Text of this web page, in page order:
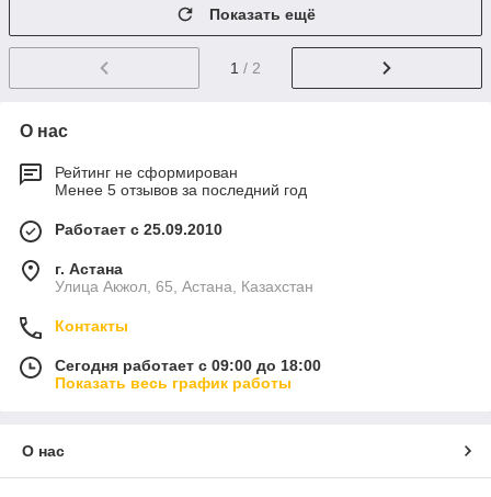
Показать ещё
1 / 2
О нас
Рейтинг не сформирован
Менее 5 отзывов за последний год
Работает с 25.09.2010
г. Астана
Улица Акжол, 65, Астана, Казахстан
Контакты
Сегодня работает с 09:00 до 18:00
Показать весь график работы
О нас